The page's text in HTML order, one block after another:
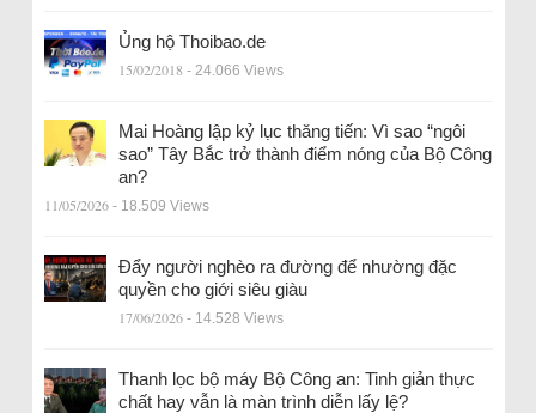
Ủng hộ Thoibao.de
15/02/2018 - 24.066 Views
Mai Hoàng lập kỷ lục thăng tiến: Vì sao “ngôi
sao” Tây Bắc trở thành điểm nóng của Bộ Công
an?
11/05/2026 - 18.509 Views
Đẩy người nghèo ra đường để nhường đặc
quyền cho giới siêu giàu
17/06/2026 - 14.528 Views
Thanh lọc bộ máy Bộ Công an: Tinh giản thực
chất hay vẫn là màn trình diễn lấy lệ?